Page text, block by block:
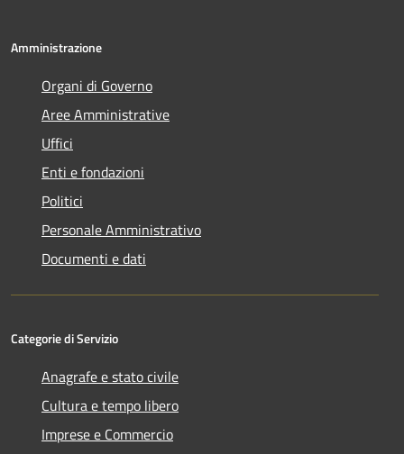
Amministrazione
Organi di Governo
Aree Amministrative
Uffici
Enti e fondazioni
Politici
Personale Amministrativo
Documenti e dati
Categorie di Servizio
Anagrafe e stato civile
Cultura e tempo libero
Imprese e Commercio